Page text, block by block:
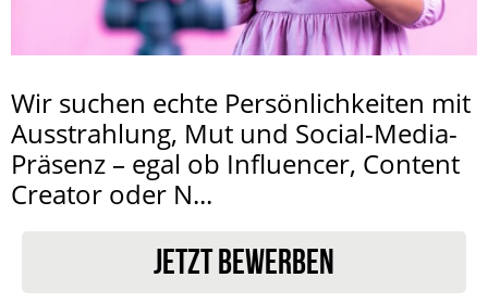
Wir suchen echte Persönlichkeiten mit
Ausstrahlung, Mut und Social-Media-
Präsenz – egal ob Influencer, Content
Creator oder N...
JETZT BEWERBEN